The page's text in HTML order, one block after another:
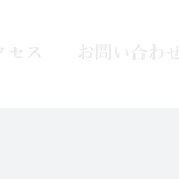
セス お問い合わ